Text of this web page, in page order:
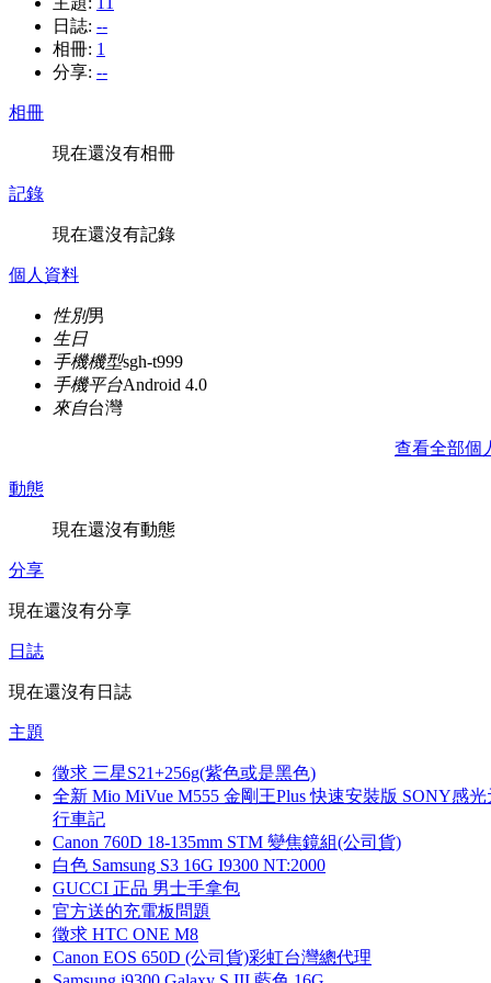
日誌: --
相冊: 1
分享: --
相冊
現在還沒有相冊
記錄
現在還沒有記錄
個人資料
性別男
生日
手機機型sgh-t999
手機平台Android 4.0
來自台灣
查看全部個
動態
現在還沒有動態
分享
現在還沒有分享
日誌
現在還沒有日誌
主題
徵求 三星S21+256g(紫色或是黑色)
全新 Mio MiVue M555 金剛王Plus 快速安裝版 SONY感光
行車記
Canon 760D 18-135mm STM 變焦鏡組(公司貨)
白色 Samsung S3 16G I9300 NT:2000
GUCCI 正品 男士手拿包
官方送的充電板問題
徵求 HTC ONE M8
Canon EOS 650D (公司貨)彩虹台灣總代理